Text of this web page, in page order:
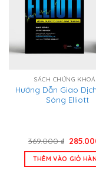
SÁCH CHỨNG
Hướng Dẫn Giao
Sóng Elliott
369.000₫ Giá
là:
369.000
THÊM VÀO GIỎ